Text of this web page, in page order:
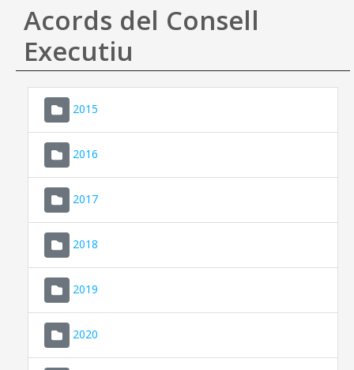
Ajuda
Acords del Consell
Executiu
2015
2016
2017
2018
2019
2020